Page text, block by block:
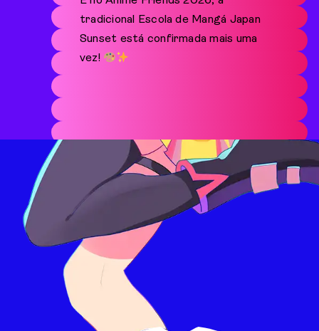
tradicional Escola de Mangá Japan
Sunset está confirmada mais uma
vez!